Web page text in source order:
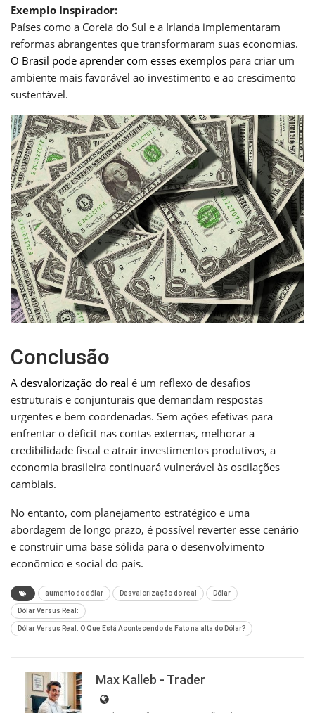
Exemplo Inspirador:
Países como a Coreia do Sul e a Irlanda implementaram
reformas abrangentes que transformaram suas economias.
O Brasil pode aprender com esses exemplos para criar um
ambiente mais favorável ao investimento e ao crescimento
sustentável.
Conclusão
A desvalorização do real é um reflexo de desafios
estruturais e conjunturais que demandam respostas
urgentes e bem coordenadas. Sem ações efetivas para
enfrentar o déficit nas contas externas, melhorar a
credibilidade fiscal e atrair investimentos produtivos, a
economia brasileira continuará vulnerável às oscilações
cambiais.
No entanto, com planejamento estratégico e uma
abordagem de longo prazo, é possível reverter esse cenário
e construir uma base sólida para o desenvolvimento
econômico e social do país.
aumento do dólar Desvalorização do real Dólar
Dólar Versus Real:
Dólar Versus Real: O Que Está Acontecendo de Fato na alta do Dólar?
Max Kalleb - Trader